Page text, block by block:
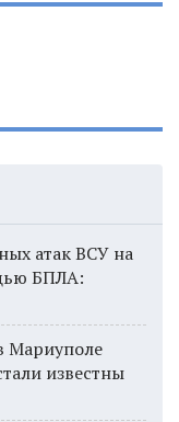
атак ВСУ на
БПЛА:
Мариуполе
известны